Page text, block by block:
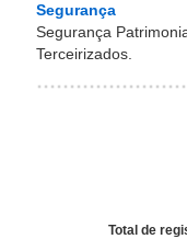
Segurança
Segurança
Terceirizados.
Total de